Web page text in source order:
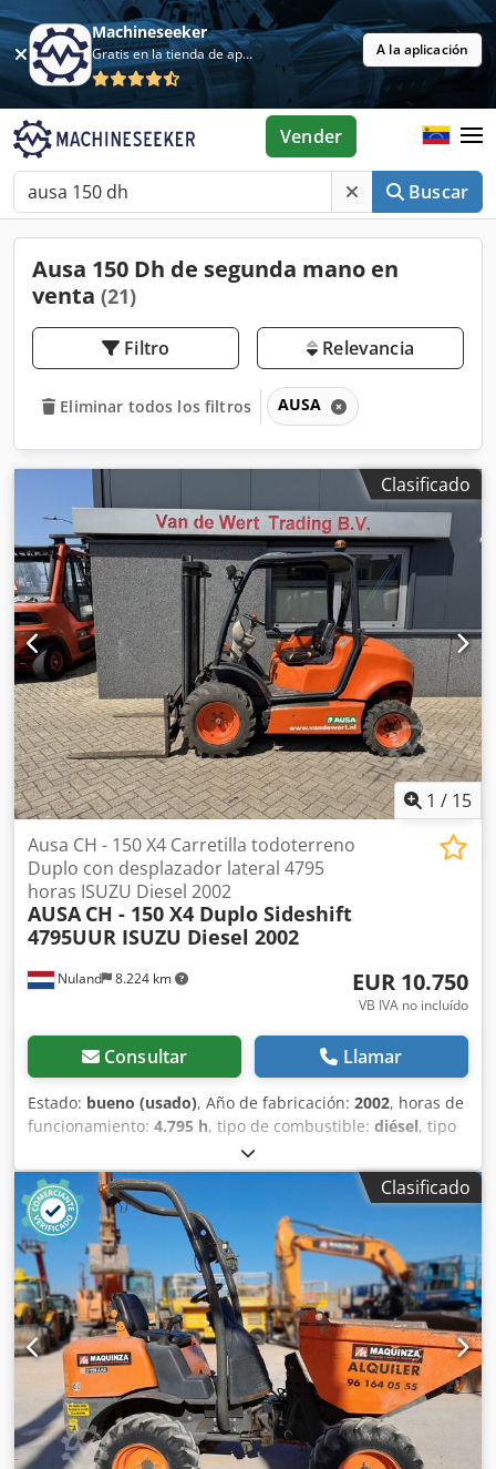
Machineseeker
Gratis en la tienda de aplicaciones A la aplicación
Buscar
Vender
Ausa 150 Dh de segunda mano en
venta (21)
Filtro Relevancia
Eliminar todos los filtros AUSA
Clasificado
1 / 15
Nuland 8.224 km
Ausa CH - 150 X4 Carretilla todoterreno
Duplo con desplazador lateral 4795
horas ISUZU Diesel 2002
AUSA CH - 150 X4 Duplo Sideshift
4795UUR ISUZU Diesel 2002
EUR 10.750
VB IVA no incluído
Consultar Llamar
Estado: bueno (usado), Año de fabricación: 2002, horas de
funcionamiento: 4.795 h, tipo de combustible: diésel, tipo
, Ausa CH - 150 X4: carretilla elevadora
para terrenos accidentados Duplo, con desplazamiento
lateral. 4795 horas. Motor diésel ISUZU, año 2002.
Chjdpfxozqyuye Afnja Se puede enviar un video a través
de WhatsApp. Disponemos de stock continuo; consulte
nuestra página web. Los precios son en origen, Nuland.
Van de Wert Trading B.V. tiene un stock variable de
máquinas, camiones, remolques y accesorios. Todas
nuestras entregas se realizan a precios de mercado y en
condiciones "tal cual", sin garantías (consulte nuestras
condiciones generales). Puede concertar una cita sin
compromiso para una visita y/o prueba de conducción.
Llámenos con antelación, ya que no siempre estamos
presentes. Van de Wert Trading B.V. Bedrijfsstraat 3 5391
Clasificado